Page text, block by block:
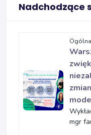
Nadchodzące
Ogólna
mgr